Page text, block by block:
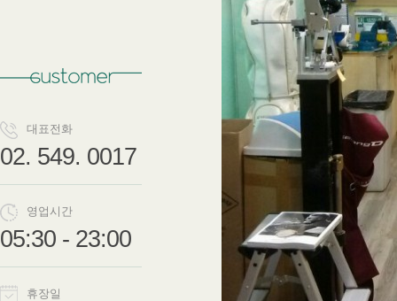
대표전화
02. 549. 0017
영업시간
05:30 - 23:00
휴장일